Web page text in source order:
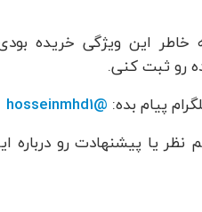
خاطر این ویژگی خریده
رو ثبت کنی.
پیام بده: @hosseinmhd1
یا پیشنهادت رو درباره